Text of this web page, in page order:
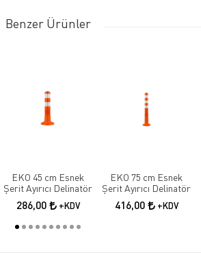
Benzer Ürünler
EKO 45 cm Esnek
Şerit Ayırıcı Delinatör
286,00 +KDV
EKO 75 cm Esnek
Şerit Ayırıcı Delinatör
416,00 +KDV